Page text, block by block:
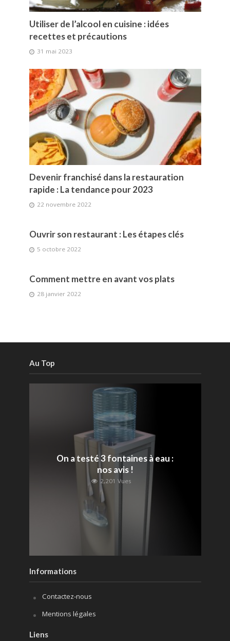
Utiliser de l’alcool en cuisine : idées
recettes et précautions
31 mai 2023
Devenir franchisé dans la restauration
rapide : La tendance pour 2023
22 novembre 2022
Ouvrir son restaurant : Les étapes clés
5 octobre 2022
Comment mettre en avant vos plats
28 janvier 2022
Au Top
On a testé 3 fontaines à eau :
nos avis !
2,201 Vues
Informations
Contactez-nous
Mentions légales
Liens